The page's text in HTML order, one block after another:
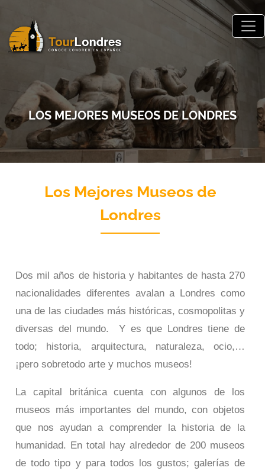
LOS MEJORES MUSEOS DE LONDRES
Los Mejores Museos de
Londres
Dos mil años de historia y habitantes de hasta 270
nacionalidades diferentes avalan a Londres como
una de las ciudades más históricas, cosmopolitas y
diversas del mundo. Y es que Londres tiene de
todo; historia, arquitectura, naturaleza, ocio,…
¡pero sobretodo arte y muchos museos!
La capital británica cuenta con algunos de los
museos más importantes del mundo, con objetos
que nos ayudan a comprender la historia de la
humanidad. En total hay alrededor de 200 museos
de todo tipo y para todos los gustos; galerías de